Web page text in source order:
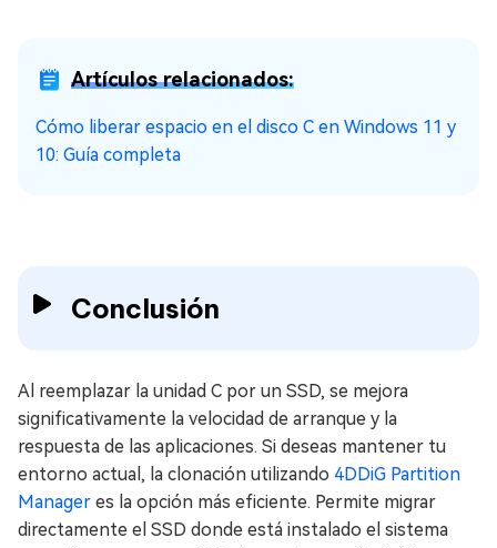
Artículos relacionados:
Cómo liberar espacio en el disco C en Windows 11 y
10: Guía completa
Conclusión
Al reemplazar la unidad C por un SSD, se mejora
significativamente la velocidad de arranque y la
respuesta de las aplicaciones. Si deseas mantener tu
entorno actual, la clonación utilizando 4DDiG Partition
Manager es la opción más eficiente. Permite migrar
directamente el SSD donde está instalado el sistema